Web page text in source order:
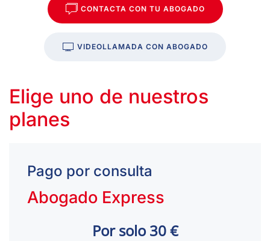
CONTACTA CON TU ABOGADO
VIDEOLLAMADA CON ABOGADO
Elige uno de nuestros
planes
Pago por consulta
Abogado Express
Por solo 30 €